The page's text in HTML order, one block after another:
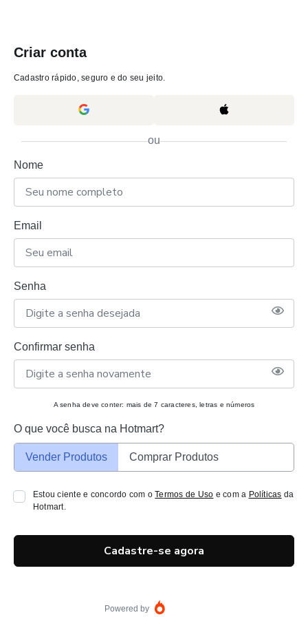
Criar conta
Cadastro rápido, seguro e do seu jeito.
ou
Nome
Email
Senha
Confirmar senha
A senha deve conter: mais de 7 caracteres, letras e números
O que você busca na Hotmart?
Vender Produtos Comprar Produtos
Estou ciente e concordo com oTermos de Uso e com a Políticas da
Hotmart.
Cadastre-se agora
Powered by